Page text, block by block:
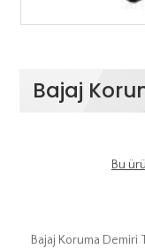
Bajaj
Bu
Bajaj Koruma Demiri